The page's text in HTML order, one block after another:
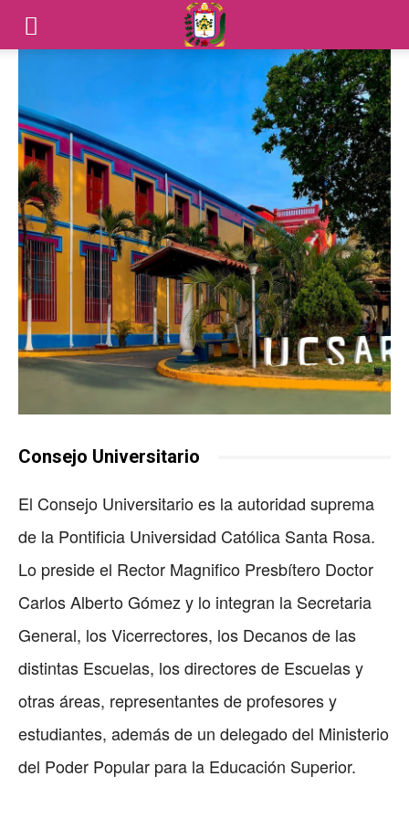
Consejo Universitario
El Consejo Universitario es la autoridad suprema
de la Pontificia Universidad Católica Santa Rosa.
Lo preside el Rector Magnifico Presbítero Doctor
Carlos Alberto Gómez y lo integran la Secretaria
General, los Vicerrectores, los Decanos de las
distintas Escuelas, los directores de Escuelas y
otras áreas, representantes de profesores y
estudiantes, además de un delegado del Ministerio
del Poder Popular para la Educación Superior.